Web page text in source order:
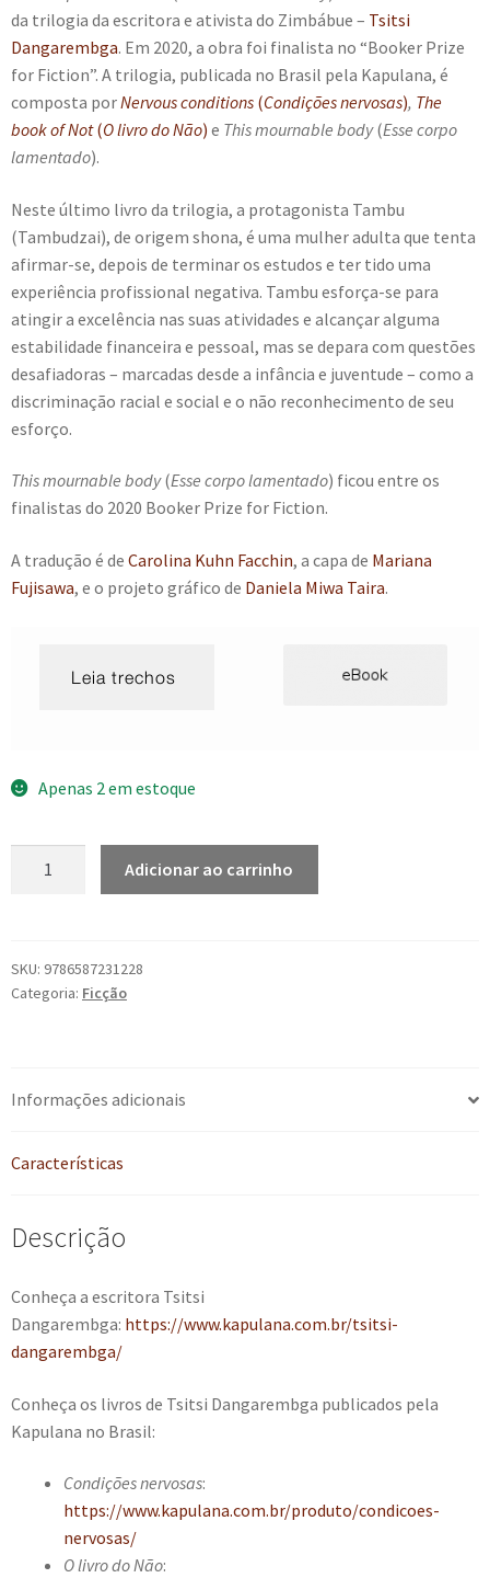
e
n
t
e
da trilogia da escritora e ativista do Zimbábue – Tsitsi
Dangarembga. Em 2020, a obra foi finalista no “Booker Prize
for Fiction”. A trilogia, publicada no Brasil pela Kapulana, é
composta porNervous conditions (Condições nervosas), The
book of Not(O livro do Não) e This mournable body(Esse corpo
lamentado).
Neste último livro da trilogia, a protagonista Tambu
(Tambudzai), de origem shona, é uma mulher adulta que tenta
afirmar-se, depois de terminar os estudos e ter tido uma
experiência profissional negativa. Tambu esforça-se para
atingir a excelência nas suas atividades e alcançar alguma
estabilidade financeira e pessoal, mas se depara com questões
desafiadoras – marcadas desde a infância e juventude – como a
discriminação racial e social e o não reconhecimento de seu
esforço.
This mournable body(Esse corpo lamentado) ficou entre os
finalistas do 2020 Booker Prize for Fiction.
A tradução é de Carolina Kuhn Facchin, a capa de Mariana
Fujisawa, e o projeto gráfico de Daniela Miwa Taira.
Apenas 2 em estoque
Adicionar ao carrinho
SKU: 9786587231228
Categoria: Ficção
Informações adicionais
Características
Descrição
Conheça a escritora Tsitsi
Dangarembga: https://www.kapulana.com.br/tsitsi-
dangarembga/
Conheça os livros de Tsitsi Dangarembga publicados pela
Kapulana no Brasil:
Condições nervosas:
https://www.kapulana.com.br/produto/condicoes-
nervosas/
O livro do Não: